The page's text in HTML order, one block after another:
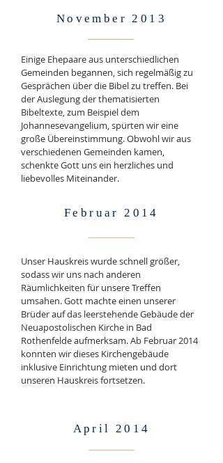
November 2013
Einige Ehepaare aus unterschiedlichen
Gemeinden begannen, sich regelmäßig zu
Gesprächen über die Bibel zu treffen. Bei
der Auslegung der thematisierten
Bibeltexte, zum Beispiel dem
Johannesevangelium, spürten wir eine
große Übereinstimmung. Obwohl wir aus
verschiedenen Gemeinden kamen,
schenkte Gott uns ein herzliches und
liebevolles Miteinander.
Februar 2014
Unser Hauskreis wurde schnell größer,
sodass wir uns nach anderen
Räumlichkeiten für unsere Treffen
umsahen. Gott machte einen unserer
Brüder auf das leerstehende Gebäude der
Neuapostolischen Kirche in Bad
Rothenfelde aufmerksam. Ab Februar 2014
konnten wir dieses Kirchengebäude
inklusive Einrichtung mieten und dort
unseren Hauskreis fortsetzen.
April 2014